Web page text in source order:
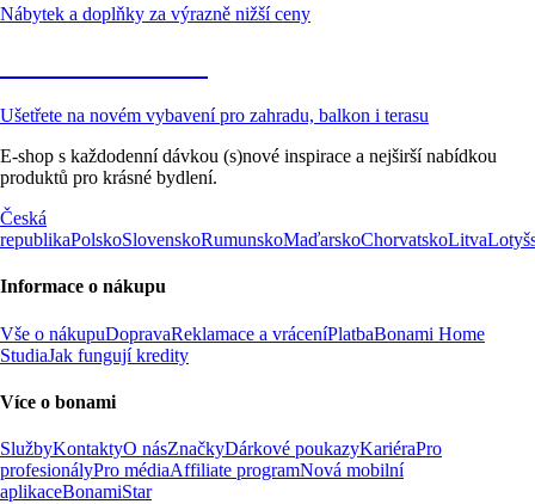
Nábytek a doplňky za výrazně nižší ceny
Ušetřete na novém vybavení pro zahradu, balkon i terasu
E-shop s každodenní dávkou (s)nové inspirace a nejširší nabídkou
produktů pro krásné bydlení.
Česká
republikaPolskoSlovenskoRumunskoMaďarskoChorvatskoLitva
Informace o nákupu
Vše o nákupuDopravaReklamace a vráceníPlatbaBonami Home
StudiaJak fungují kredity
Více o bonami
SlužbyKontaktyO násZnačkyDárkové poukazyKariéraPro
profesionályPro médiaAffiliate programNová mobilní
aplikaceBonamiStar